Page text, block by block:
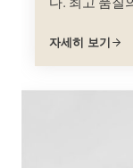
부품 비용을
라는 방법을
판 대량 주문
자세히 보기